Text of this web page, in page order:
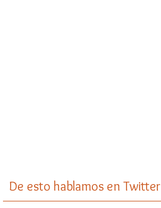
De esto hablamos en Twitter